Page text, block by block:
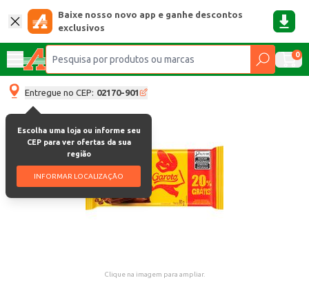
Baixe nosso novo app e ganhe descontos
exclusivos
0
Entregue no CEP: 02170-901
Escolha uma loja ou informe seu
CEP para ver ofertas da sua
região
INFORMAR LOCALIZAÇÃO
Clique na imagem para ampliar.